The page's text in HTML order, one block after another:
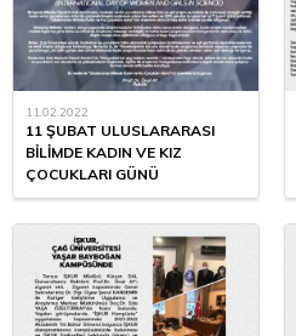
11.02.2022
11 ŞUBAT ULUSLARARASI
BİLİMDE KADIN VE KIZ
ÇOCUKLARI GÜNÜ